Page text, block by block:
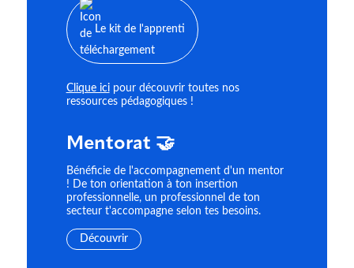
Le kit de l'apprenti
Clique icipour découvrir toutes nos
ressources pédagogiques !
Mentorat 🤝
Bénéficie de l'accompagnement d'un mentor
! De ton orientation à ton insertion
professionnelle, un professionnel de ton
secteur t'accompagne selon tes besoins.
Découvrir